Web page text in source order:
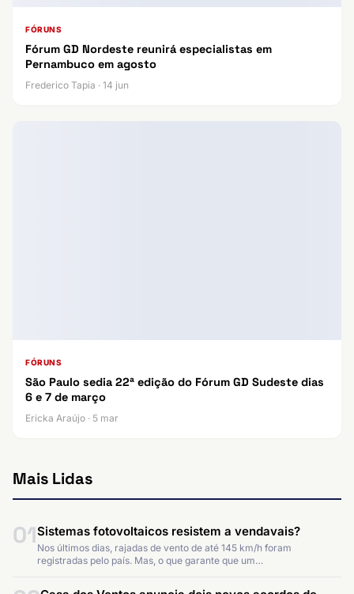
FÓRUNS
Fórum GD Nordeste reunirá especialistas em
Pernambuco em agosto
Frederico Tapia · 14 jun
FÓRUNS
São Paulo sedia 22ª edição do Fórum GD Sudeste dias
6 e 7 de março
Ericka Araújo · 5 mar
Mais Lidas
01Sistemas fotovoltaicos resistem a vendavais?
Nos últimos dias, rajadas de vento de até 145 km/h foram
registradas pelo país. Mas, o que garante que um…